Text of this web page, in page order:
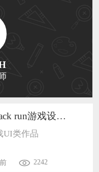
作品已成功备案！
作品已成功备案！
作品已成功备案！
作品已成功备案！
作品已成功备案！
作品已成功备案！
作品已成功备案！
run snack run游戏设计，已上架app s1105
UI类作品
2242